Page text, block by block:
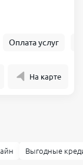
Оплата услуг
На карте
Выгодные